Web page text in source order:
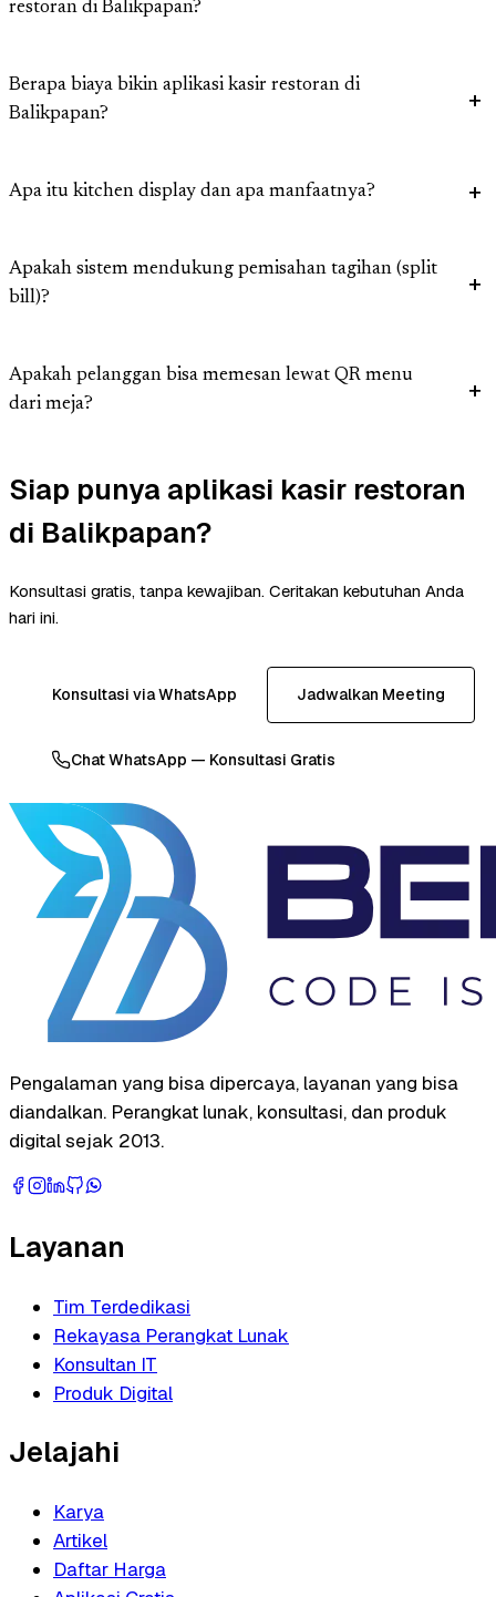
restoran di Balikpapan?
Berapa biaya bikin aplikasi kasir restoran di
Balikpapan?
Apa itu kitchen display dan apa manfaatnya?
Apakah sistem mendukung pemisahan tagihan (split
bill)?
Apakah pelanggan bisa memesan lewat QR menu
dari meja?
Siap punya aplikasi kasir restoran
di Balikpapan?
Konsultasi gratis, tanpa kewajiban. Ceritakan kebutuhan Anda
hari ini.
Konsultasi via WhatsApp Jadwalkan Meeting
Chat WhatsApp — Konsultasi Gratis
Pengalaman yang bisa dipercaya, layanan yang bisa
diandalkan. Perangkat lunak, konsultasi, dan produk
digital sejak 2013.
Layanan
Tim Terdedikasi
Rekayasa Perangkat Lunak
Konsultan IT
Produk Digital
Jelajahi
Karya
Artikel
Daftar Harga